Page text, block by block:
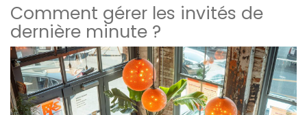
Comment gérer les invités de
dernière minute ?